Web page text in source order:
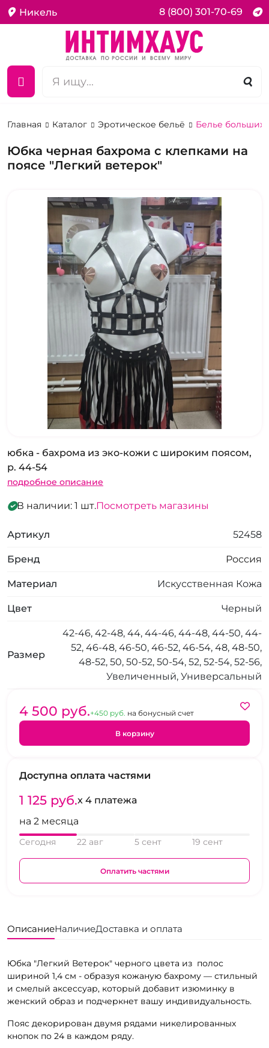
Никель 8 (800) 301-70-69
Главная Каталог Эротическое бельё Белье больших
Юбка черная бахрома с клепками на
поясе "Легкий ветерок"
юбка - бахрома из эко-кожи с широким поясом,
р. 44-54
подробное описание
В наличии: 1 шт.Посмотреть магазины
Артикул 52458
Бренд Россия
Материал Искусственная Кожа
Цвет Черный
Размер
42-46, 42-48, 44, 44-46, 44-48, 44-50, 44-
52, 46-48, 46-50, 46-52, 46-54, 48, 48-50,
48-52, 50, 50-52, 50-54, 52, 52-54, 52-56,
Увеличенный, Универсальный
4 500 pуб.+450 pуб. на бонусный счет
В корзину
Доступна оплата частями
1 125 pуб.x 4 платежа
на 2 месяца
Сегодня 22 авг 5 сент 19 сент
Оплатить частями
ОписаниеНаличиеДоставка и оплата
Юбка "Легкий Ветерок" черного цвета из полос
шириной 1,4 см - образуя кожаную бахрому — стильный
и смелый аксессуар, который добавит изюминку в
женский образ и подчеркнет вашу индивидуальность.
Пояс декорирован двумя рядами никелированных
кнопок по 24 в каждом ряду.